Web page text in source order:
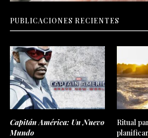
PUBLICACIONES RECIENTES
Capitán América: Un Nuevo
Mundo
Ritual